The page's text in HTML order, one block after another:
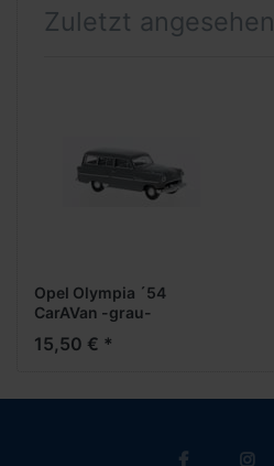
Zuletzt angesehen
Opel Olympia ´54
CarAVan -grau-
15,50 € *